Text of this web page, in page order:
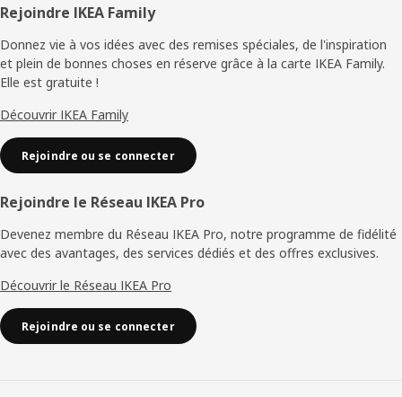
Pied
de
page
Rejoindre IKEA Family
Donnez vie à vos idées avec des remises spéciales, de l'inspiration
et plein de bonnes choses en réserve grâce à la carte IKEA Family.
Elle est gratuite !
Découvrir IKEA Family
Rejoindre ou se connecter
Rejoindre le Réseau IKEA Pro
Devenez membre du Réseau IKEA Pro, notre programme de fidélité
avec des avantages, des services dédiés et des offres exclusives.
Découvrir le Réseau IKEA Pro
Rejoindre ou se connecter